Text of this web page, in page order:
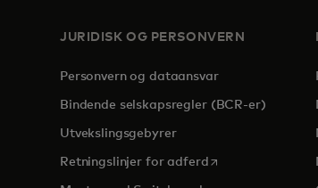
JURIDISK OG PERSONVERN
Personvern og dataansvar
Bindende selskapsregler (BCR-er)
Utvekslingsgebyrer
Retningslinjer for adferdopens in a new